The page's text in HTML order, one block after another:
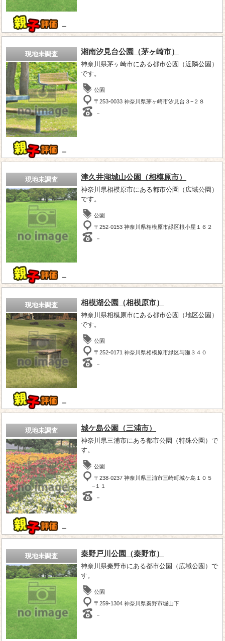
－
現地未調査
－
湘南汐見台公園（茅ヶ崎市）
神奈川県茅ヶ崎市にある都市公園（近隣公園）
です。
公園
〒253-0033 神奈川県茅ヶ崎市汐見台３−２８
－
現地未調査
－
津久井湖城山公園（相模原市）
神奈川県相模原市にある都市公園（広域公園）
です。
公園
〒252-0153 神奈川県相模原市緑区根小屋１６２
－
現地未調査
－
相模湖公園（相模原市）
神奈川県相模原市にある都市公園（地区公園）
です。
公園
〒252-0171 神奈川県相模原市緑区与瀬３４０
－
現地未調査
－
城ケ島公園（三浦市）
神奈川県三浦市にある都市公園（特殊公園）で
す。
公園
〒238-0237 神奈川県三浦市三崎町城ケ島１０５
−１１
－
現地未調査 秦野戸川公園（秦野市）
神奈川県秦野市にある都市公園（広域公園）で
す。
公園
〒259-1304 神奈川県秦野市堀山下
－